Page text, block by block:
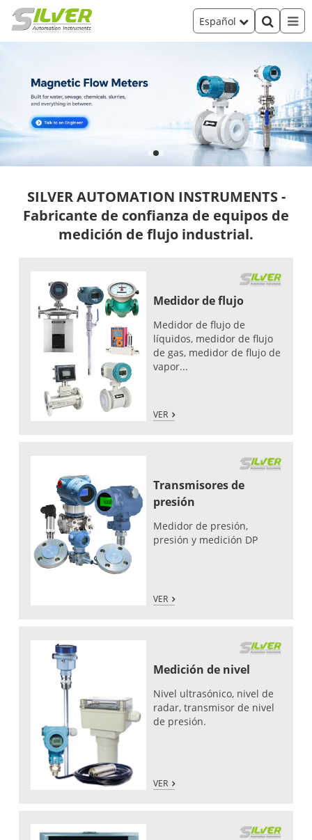
Español
SILVER AUTOMATION INSTRUMENTS -
Fabricante de confianza de equipos de
medición de flujo industrial.
Medidor de flujo
Medidor de flujo de
líquidos, medidor de flujo
de gas, medidor de flujo de
vapor...
VER
Transmisores de
presión
Medidor de presión,
presión y medición DP
VER
Medición de nivel
Nivel ultrasónico, nivel de
radar, transmisor de nivel
de presión.
VER